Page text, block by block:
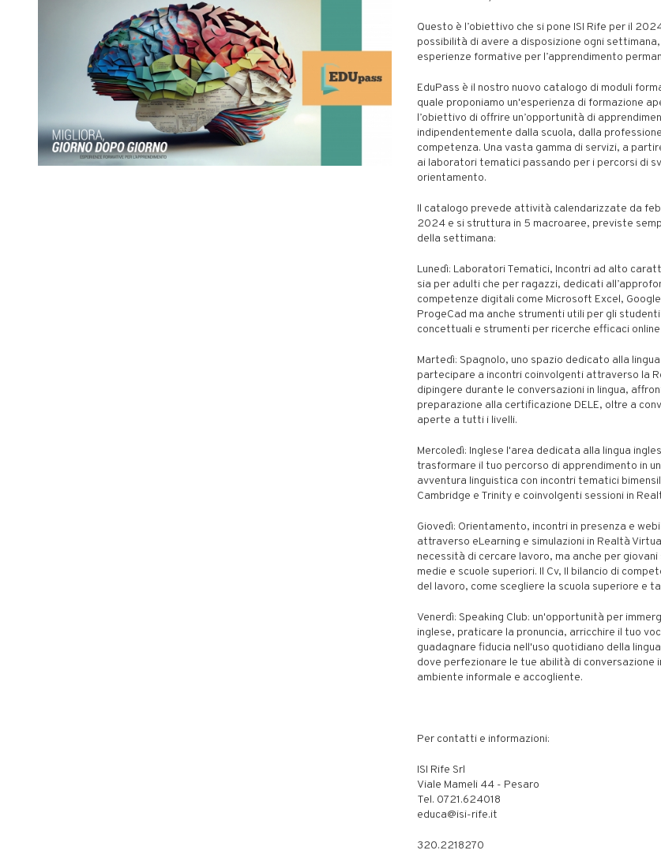
Questo è l’obiettivo che si pone ISI Rife per il
possibilità di avere a disposizione ogni
esperienze formative per l’apprendimento
EduPass è il nostro nuovo catalogo di moduli
quale proponiamo un'esperienza di formazione
l’obiettivo di offrire un’opportunità di
indipendentemente dalla scuola, dalla
competenza. Una vasta gamma di servizi, a
ai laboratori tematici passando per i percorsi di
orientamento.
Il catalogo prevede attività calendarizzate da
2024 e si struttura in 5 macroaree, previste
della settimana:
Lunedì: Laboratori Tematici, Incontri ad alto
sia per adulti che per ragazzi, dedicati
competenze digitali come Microsoft Excel,
ProgeCad ma anche strumenti utili per gli
concettuali e strumenti per ricerche efficaci online
Martedì: Spagnolo, uno spazio dedicato alla
partecipare a incontri coinvolgenti attraverso la
dipingere durante le conversazioni in lingua,
preparazione alla certificazione DELE, oltre a
aperte a tutti i livelli.
Mercoledì: Inglese l'area dedicata alla lingua
trasformare il tuo percorso di apprendimento in
avventura linguistica con incontri tematici
Cambridge e Trinity e coinvolgenti sessioni in
Giovedì: Orientamento, incontri in presenza e
attraverso eLearning e simulazioni in Realtà
necessità di cercare lavoro, ma anche per
medie e scuole superiori. Il Cv, Il bilancio di
del lavoro, come scegliere la scuola superiore e
Venerdì: Speaking Club: un'opportunità per
inglese, praticare la pronuncia, arricchire il tuo
guadagnare fiducia nell'uso quotidiano della
dove perfezionare le tue abilità di conversazione
ambiente informale e accogliente.
Per contatti e informazioni:
ISI Rife Srl
Viale Mameli 44 - Pesaro
Tel. 0721.624018
educa@isi-rife.it
320.2218270